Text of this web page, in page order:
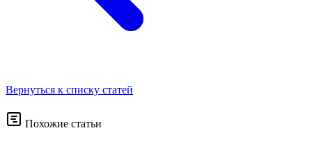
Вернуться к списку статей
Похожие статьи